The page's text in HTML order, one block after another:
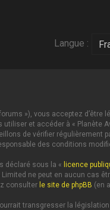
Langue :
»), vous acceptez d’être
et accéder à « Planète
de vérifier régulièrement
des conditions
déclaré sous la « licence
ne peut en aucun cas
consulter le site de phpBB (en
transgresser la législation